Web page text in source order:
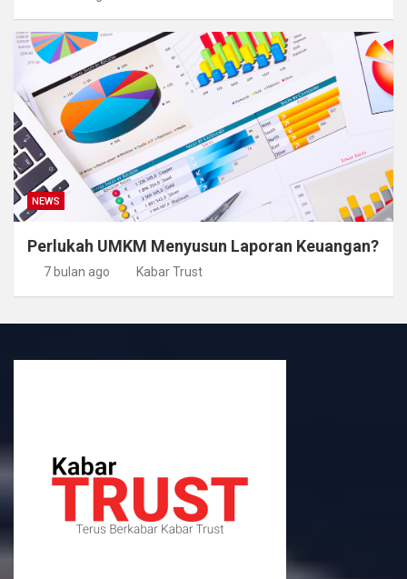
NEWS
Perlukah UMKM Menyusun Laporan Keuangan?
7 bulan ago Kabar Trust